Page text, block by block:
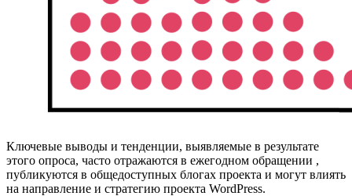
Ключевые выводы и тенденции, выявляемые в результате
этого опроса, часто отражаются в ежегодном обращении ,
публикуются в общедоступных блогах проекта и могут влиять
на направление и стратегию проекта WordPress.